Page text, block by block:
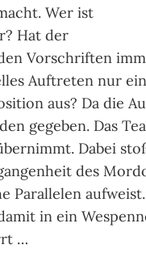
Wer ist
Hat der
Vorschriften
Auftreten nur
aus? Da die
gegeben. Das
Dabei
des
Parallelen
in ein
…